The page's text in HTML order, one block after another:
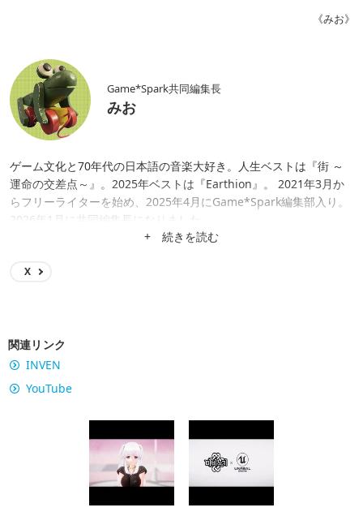
《みお》
Game*Spark共同編集長
みお
ゲーム文化と70年代の日本語の音楽大好き。人生ベストは『街 ～
運命の交差点～』。2025年ベストは『Earthion』。 2021年3月か
らフリーライターを始め、2025年4月にGame*Spark編集部入り。
2026年1月に共同編集長になりました。
+ 続きを読む
X
関連リンク
INVEN
YouTube